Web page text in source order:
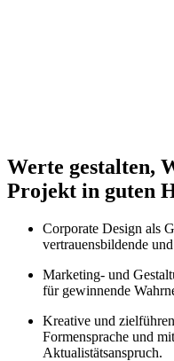
Werte gestalten,
Projekt in guten
Corporate Design als
vertrauensbildende
Marketing- und
für gewinnende
Kreative und
Formensprache und
Aktualistätsanspruch.